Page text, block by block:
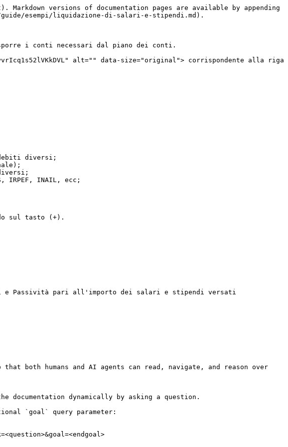
versions of documentation pages are available by appending
guide/esempi/liquidazione-di-salari-e-stipendi.md).
i conti necessari dal piano dei conti.
alt="" data-size="original"> corrispondente alla riga
diversi;
IRPEF, INAIL, ecc;
sul tasto (+).
e Passività pari all'importo dei salari e stipendi versati
both humans and AI agents can read, navigate, and reason over
dynamically by asking a question.
`goal` query parameter: